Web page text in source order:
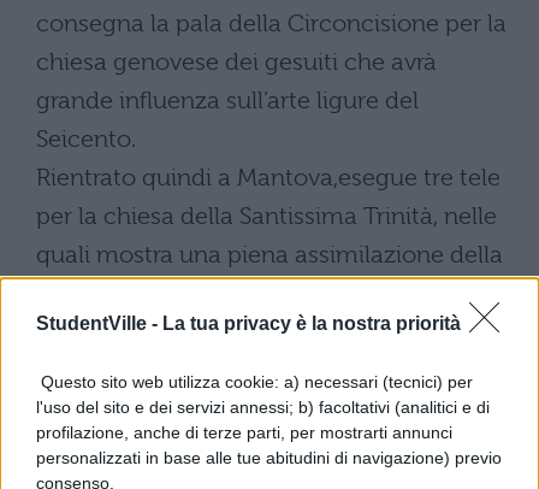
StudentVille - La tua privacy è la nostra priorità
Questo sito web utilizza cookie: a) necessari (tecnici) per
l'uso del sito e dei servizi annessi; b) facoltativi (analitici e di
profilazione, anche di terze parti, per mostrarti annunci
personalizzati in base alle tue abitudini di navigazione) previo
consenso.
consegna la pala della Circoncisione per la
chiesa genovese dei gesuiti che avrà
grande influenza sull’arte ligure del
Seicento.
Rientrato quindi a Mantova,esegue tre tele
per la chiesa della Santissima Trinità, nelle
quali mostra una piena assimilazione della
Correggio, da Tiziano ad Annibale Carracci.
Nel 1605 è di nuovo a Roma, presso il
fratello bibliotecario del Cardinale Colonna,
ma l’anno seguente interrompe